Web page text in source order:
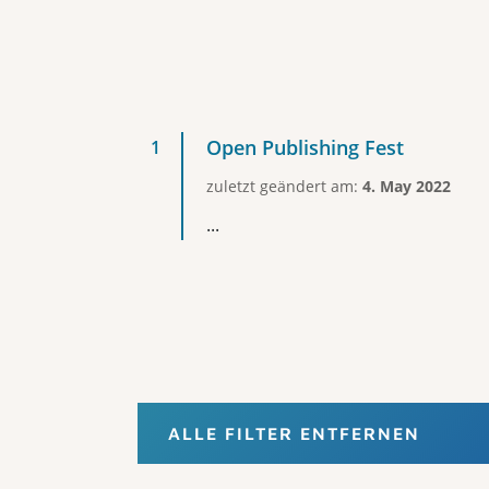
Open Publishing Fest
zuletzt geändert am: 4. May 2022
...
ALLE FILTER ENTFERNEN